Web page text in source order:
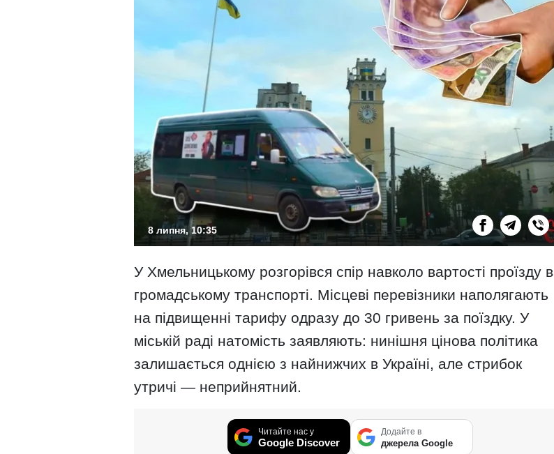
8 липня, 10:35
У Хмельницькому розгорівся спір навколо вартості проїзду в
громадському транспорті. Місцеві перевізники наполягають
на підвищенні тарифу одразу до 30 гривень за поїздку. У
міській раді натомість заявляють: нинішня цінова політика
залишається однією з найнижчих в Україні, але стрибок
утричі — неприйнятний.
Читайте нас у
Google Discover
Додайте в
джерела Google